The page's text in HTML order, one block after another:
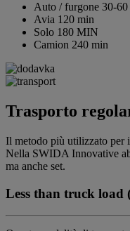
Auto / furgone 30-60
Avia 120 min
Solo 180 MIN
Camion 240 min
Trasporto
Il metodo più utilizzato per
Nella SWIDA Innovative
ma anche set.
Less than truck load